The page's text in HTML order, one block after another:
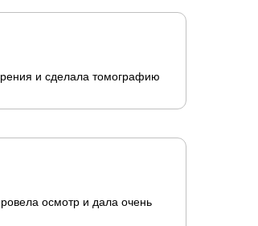
и сделала томографию
осмотр и дала очень